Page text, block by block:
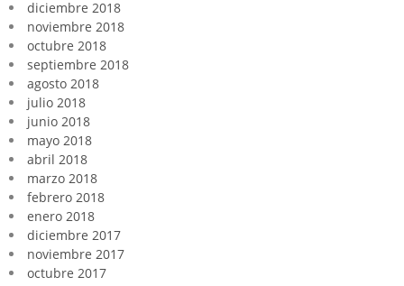
diciembre 2018
noviembre 2018
octubre 2018
septiembre 2018
agosto 2018
julio 2018
junio 2018
mayo 2018
abril 2018
marzo 2018
febrero 2018
enero 2018
diciembre 2017
noviembre 2017
octubre 2017